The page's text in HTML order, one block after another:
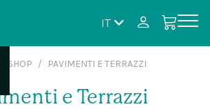
IT
SHOP PAVIMENTI E TERRAZZI
e Terrazzi